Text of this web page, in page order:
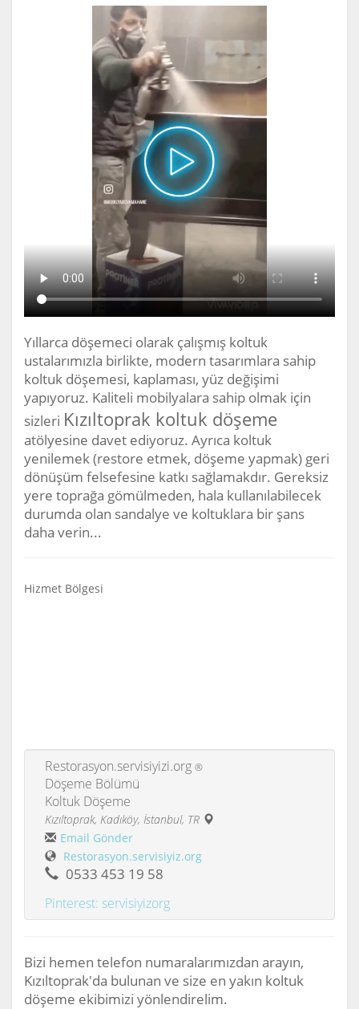
Yıllarca döşemeci olarak çalışmış koltuk
ustalarımızla birlikte, modern tasarımlara sahip
koltuk döşemesi, kaplaması, yüz değişimi
yapıyoruz. Kaliteli mobilyalara sahip olmak için
sizleri Kızıltoprak koltuk döşeme
atölyesine davet ediyoruz. Ayrıca koltuk
yenilemek (restore etmek, döşeme yapmak) geri
dönüşüm felsefesine katkı sağlamakdır. Gereksiz
yere toprağa gömülmeden, hala kullanılabilecek
durumda olan sandalye ve koltuklara bir şans
daha verin...
Hizmet Bölgesi
Restorasyon.servisiyizi.org ®
Döşeme Bölümü
Koltuk Döşeme
Kızıltoprak, Kadıköy, İstanbul, TR
Email Gönder
Restorasyon.servisiyiz.org
0533 453 19 58
Pinterest: servisiyizorg
Bizi hemen telefon numaralarımızdan arayın,
Kızıltoprak'da bulunan ve size en yakın koltuk
döşeme ekibimizi yönlendirelim.